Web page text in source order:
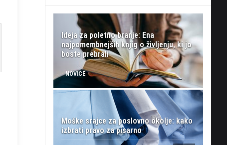
Ideja za poletno branje: Ena
najpomembnejših knjig o življenju, ki jo
boste prebrali
NOVICE
Moške srajce za poslovno okolje: kako
izbrati pravo za pisarno